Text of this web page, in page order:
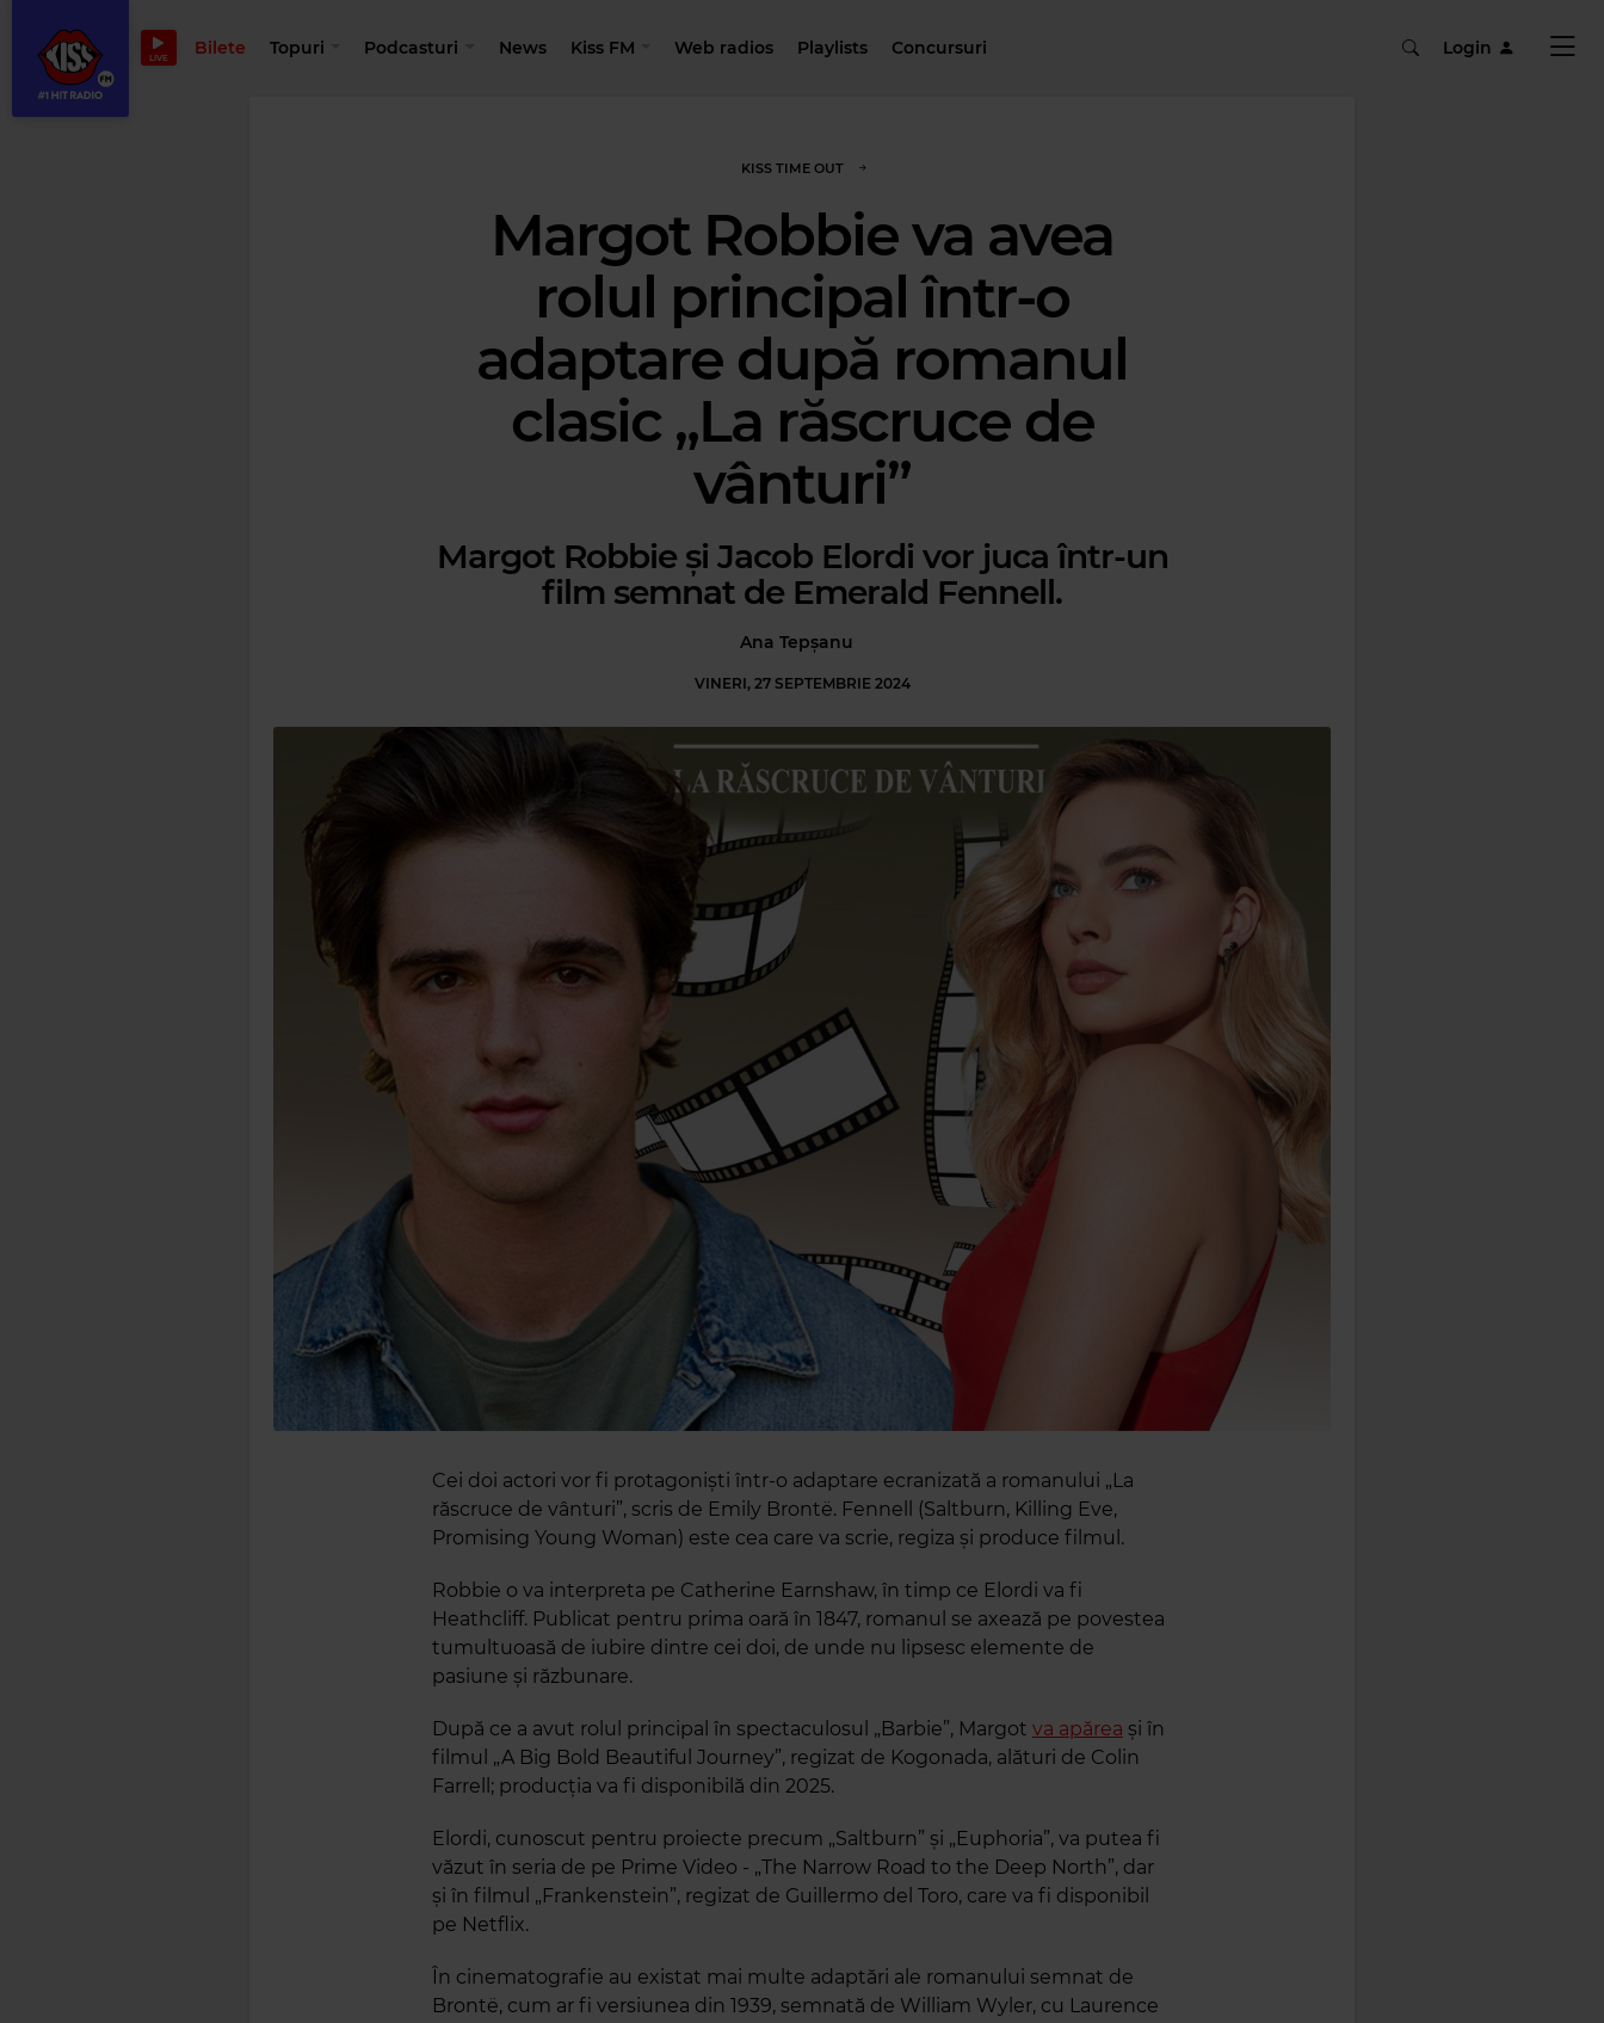
LIVE Bilete Topuri Podcasturi News Kiss FM Web radios Playlists Concursuri Login
KISS TIME OUT
Margot Robbie va avea
rolul principal într-o
adaptare după romanul
clasic „La răscruce de
vânturi”
Margot Robbie și Jacob Elordi vor juca într-un
film semnat de Emerald Fennell.
Ana Tepșanu
VINERI, 27 SEPTEMBRIE 2024
Cei doi actori vor fi protagoniști într-o adaptare ecranizată a romanului „La
răscruce de vânturi”, scris de Emily Brontë. Fennell (Saltburn, Killing Eve,
Promising Young Woman) este cea care va scrie, regiza și produce filmul.
Robbie o va interpreta pe Catherine Earnshaw, în timp ce Elordi va fi
Heathcliff. Publicat pentru prima oară în 1847, romanul se axează pe povestea
tumultuoasă de iubire dintre cei doi, de unde nu lipsesc elemente de
pasiune și răzbunare.
După ce a avut rolul principal în spectaculosul „Barbie”, Margot va apărea și în
filmul „A Big Bold Beautiful Journey”, regizat de Kogonada, alături de Colin
Farrell; producția va fi disponibilă din 2025.
Elordi, cunoscut pentru proiecte precum „Saltburn” și „Euphoria”, va putea fi
văzut în seria de pe Prime Video - „The Narrow Road to the Deep North”, dar
și în filmul „Frankenstein”, regizat de Guillermo del Toro, care va fi disponibil
pe Netflix.
În cinematografie au existat mai multe adaptări ale romanului semnat de
Brontë, cum ar fi versiunea din 1939, semnată de William Wyler, cu Laurence